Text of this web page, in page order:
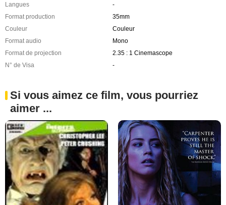
Langues
-
Format production
35mm
Couleur
Couleur
Format audio
Mono
Format de projection
2.35 : 1 Cinemascope
N° de Visa
-
Si vous aimez ce film, vous pourriez
aimer ...